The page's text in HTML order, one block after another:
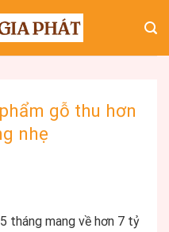
gỗ thu hơn
nhẹ
tháng mang về hơn 7 tỷ